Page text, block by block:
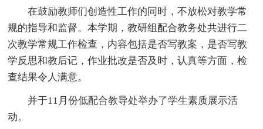
在鼓励教师们创造性工作的同时，不放松对教学常
规的指导和监督。本学期，教研组配合教务处共进行二
次教学常规工作检查，内容包括是否写教案，是否写教
学反思和教后记，作业批改是否及时，认真等方面，检
查结果令人满意。
并于11月份低配合教导处举办了学生素质展示活
动。